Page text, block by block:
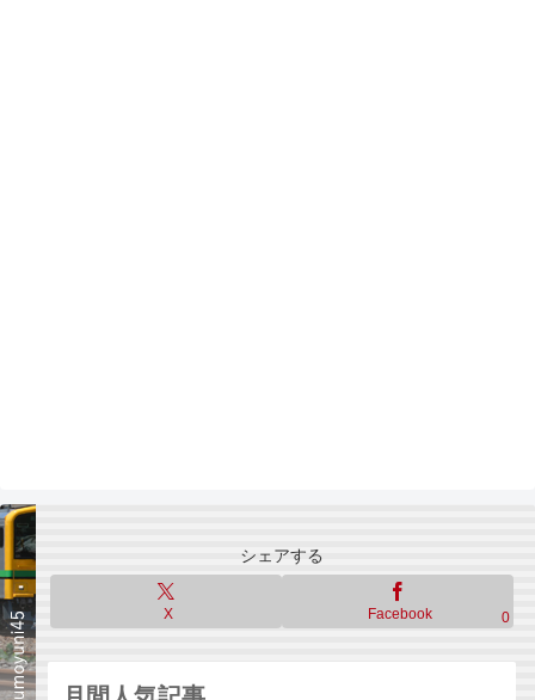
シェアする
X Facebook 0